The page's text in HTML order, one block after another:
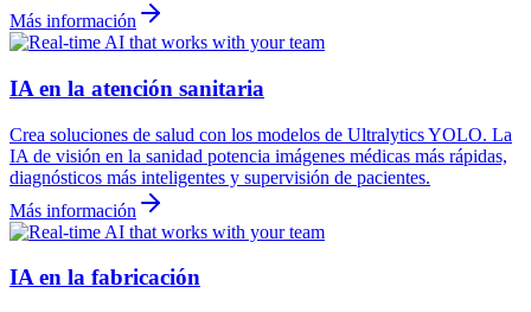
Más información
IA en la atención sanitaria
Crea soluciones de salud con los modelos de Ultralytics YOLO. La
IA de visión en la sanidad potencia imágenes médicas más rápidas,
diagnósticos más inteligentes y supervisión de pacientes.
Más información
IA en la fabricación